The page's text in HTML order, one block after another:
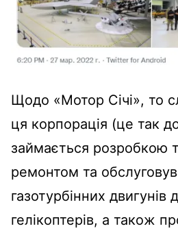
Щодо «Мотор Січі», то
ця корпорація (це так
займається розробкою
ремонтом та
газотурбінних двигунів
гелікоптерів, а також